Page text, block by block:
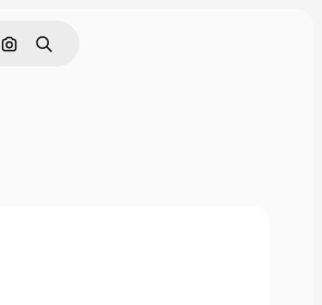
Pesquisar por imagem
Buscar